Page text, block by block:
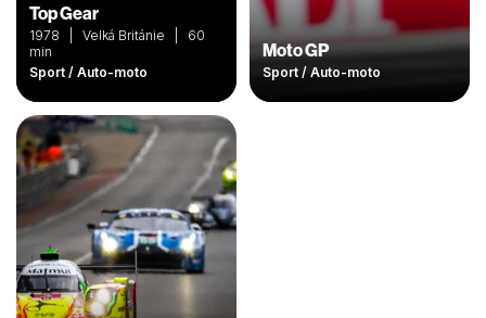
Top Gear
1978 | Velká Británie | 60
min
Sport / Auto-moto
Moto GP
Sport / Auto-moto